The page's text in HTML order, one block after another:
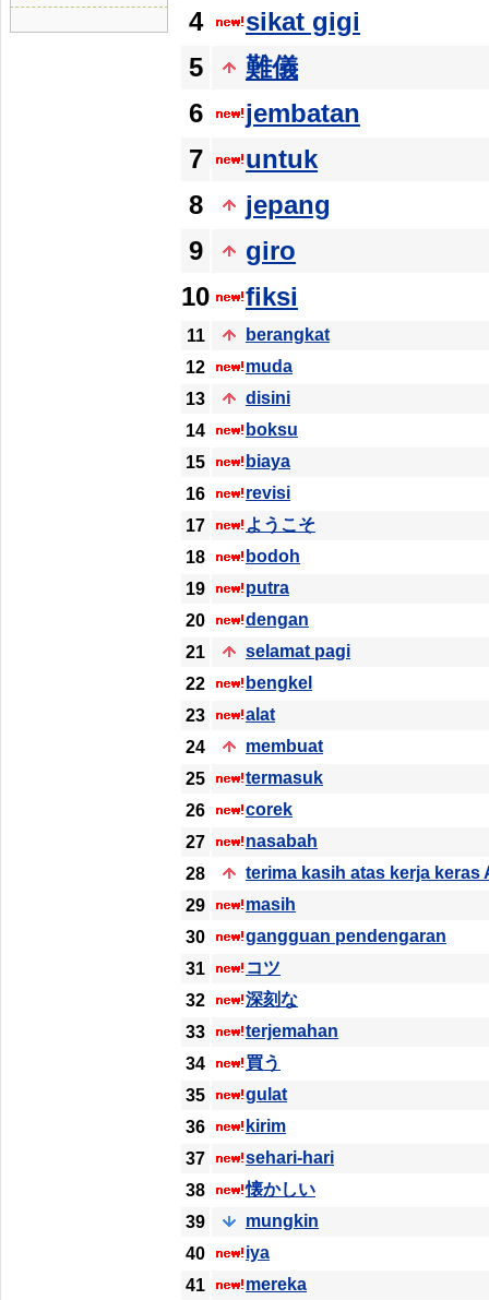
4
sikat gigi
5
難儀
6
jembatan
7
untuk
8
jepang
9
giro
10
fiksi
11
berangkat
12
muda
13
disini
14
boksu
15
biaya
16
revisi
17
ようこそ
18
bodoh
19
putra
20
dengan
21
selamat pagi
22
bengkel
23
alat
24
membuat
25
termasuk
26
corek
27
nasabah
28
terima kasih atas kerja keras
29
masih
30
gangguan pendengaran
31
コツ
32
深刻な
33
terjemahan
34
買う
35
gulat
36
kirim
37
sehari-hari
38
懐かしい
39
mungkin
40
iya
41
mereka